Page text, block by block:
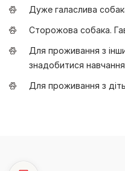
Дуже галаслива
Сторожова собака.
Для проживання з
знадобитися навчання
Для проживання з